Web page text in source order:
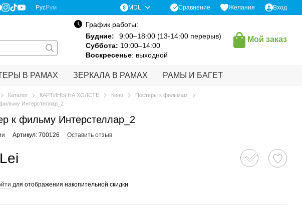
РусРум MDL Сравнение Желания Вход
График работы:
Будние:
9:00–18:00 (13-14:00 перерыв)
Суббота: 10:00–14:00
Воскресенье: выходной
Мой заказ
В РАМАХ ЗЕРКАЛА В РАМАХ РАМЫ И БАГЕТ
Каталог КАРТИНЫ НА ХОЛСТЕ Кино
Постеры к фильмам
Интерстеллар_2
к фильму Интерстеллар_2
Артикул: 700126 Оставить отзыв
для отображения накопительной скидки